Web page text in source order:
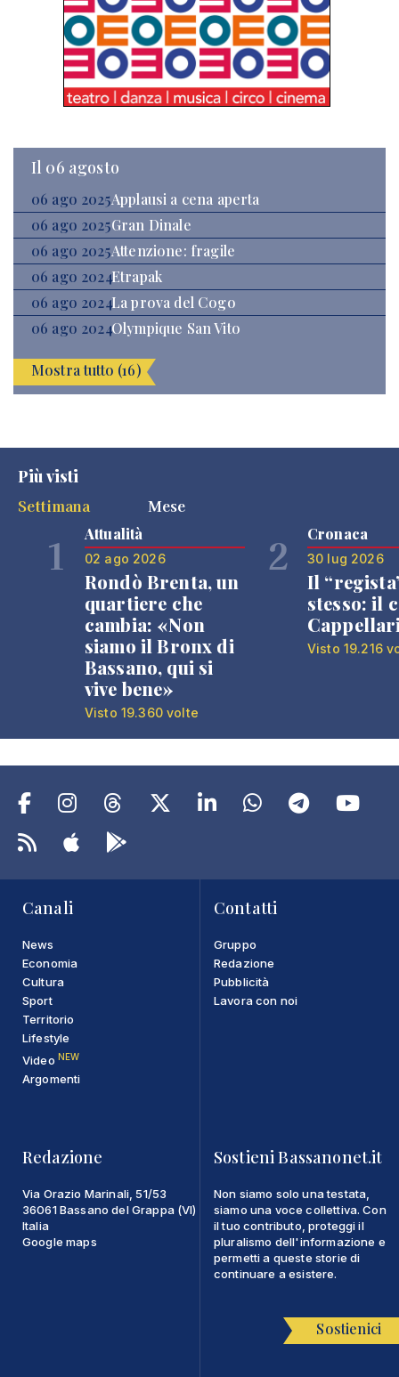
Il 06 agosto
06 ago 2025Applausi a cena aperta
06 ago 2025Gran Dinale
06 ago 2025Attenzione: fragile
06 ago 2024Etrapak
06 ago 2024La prova del Cogo
06 ago 2024Olympique San Vito
Mostra tutto (16)
Più visti
Settimana
Mese
1 Attualità
02 ago 2026
Rondò Brenta, un
quartiere che
cambia: «Non
siamo il Bronx di
Bassano, qui si
vive bene»
Visto 19.360 volte
2 Cronaca
30 lug 2026
Il
stesso: il
Visto 19.216
Canali
News
Economia
Cultura
Sport
Territorio
Lifestyle
Video NEW
Argomenti
Contatti
Gruppo
Redazione
Pubblicità
Lavora con noi
Redazione
Via Orazio Marinali, 51/53
36061 Bassano del Grappa (VI)
Italia
Google maps
Sostieni Bassanonet.it
Non siamo solo una testata,
siamo una voce collettiva. Con
il tuo contributo, proteggi il
pluralismo dell'informazione e
permetti a queste storie di
continuare a esistere.
Sostienici